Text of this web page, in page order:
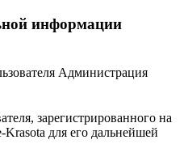
информации
Администрация
зарегистрированного на
для его дальнейшей